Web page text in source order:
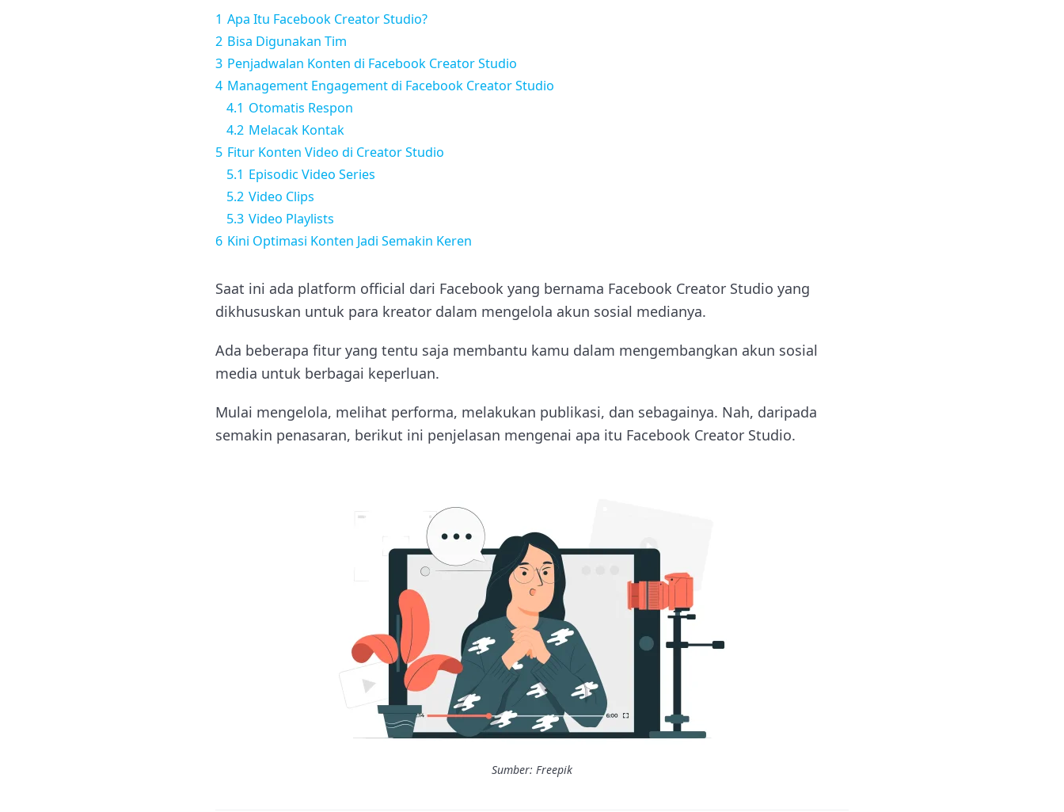
1 Apa Itu Facebook Creator Studio?
2 Bisa Digunakan Tim
3 Penjadwalan Konten di Facebook Creator Studio
4 Management Engagement di Facebook Creator Studio
4.1 Otomatis Respon
4.2 Melacak Kontak
5 Fitur Konten Video di Creator Studio
5.1 Episodic Video Series
5.2 Video Clips
5.3 Video Playlists
6 Kini Optimasi Konten Jadi Semakin Keren
Saat ini ada platform official dari Facebook yang bernama Facebook Creator Studio yang
dikhususkan untuk para kreator dalam mengelola akun sosial medianya.
Ada beberapa fitur yang tentu saja membantu kamu dalam mengembangkan akun sosial
media untuk berbagai keperluan.
Mulai mengelola, melihat performa, melakukan publikasi, dan sebagainya. Nah, daripada
semakin penasaran, berikut ini penjelasan mengenai apa itu Facebook Creator Studio.
Sumber: Freepik